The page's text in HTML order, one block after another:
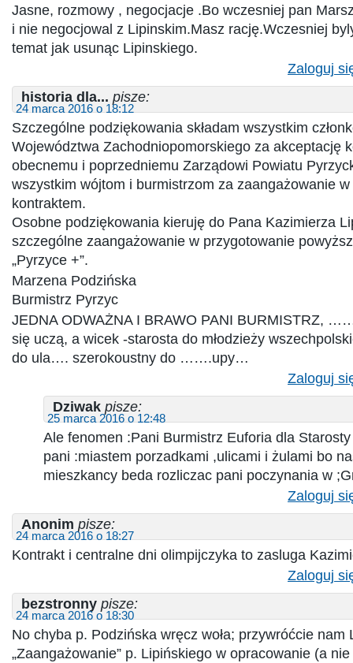
Jasne, rozmowy , negocjacje .Bo wczesniej pan
i nie negocjowal z Lipinskim.Masz rację.Wczesniej
temat jak usunąc Lipinskiego.
Zaloguj
historia dla... pisze:
24 marca 2016 o 18:12
Szczególne podziękowania składam wszystkim
Województwa Zachodniopomorskiego za akceptację
obecnemu i poprzedniemu Zarządowi Powiatu
wszystkim wójtom i burmistrzom za zaangażowanie
kontraktem.
Osobne podziękowania kieruję do Pana Kazimierza
szczególne zaangażowanie w przygotowanie
„Pyrzyce +”.
Marzena Podzińska
Burmistrz Pyrzyc
JEDNA ODWAŻNA I BRAWO PANI BURMISTRZ,
się uczą, a wicek -starosta do młodzieży
do ula…. szerokoustny do …….upy…
Zaloguj
Dziwak pisze:
25 marca 2016 o 12:48
Ale fenomen :Pani Burmistrz Euforia dla
pani :miastem porzadkami ,ulicami i żulami bo
mieszkancy beda rozliczac pani poczynania w
Zaloguj
Anonim pisze:
24 marca 2016 o 18:27
Kontrakt i centralne dni olimpijczyka to zasluga
Zaloguj
bezstronny pisze:
24 marca 2016 o 18:30
No chyba p. Podzińska wręcz woła; przywróćcie nam
„Zaangażowanie” p. Lipińskiego w opracowanie (a